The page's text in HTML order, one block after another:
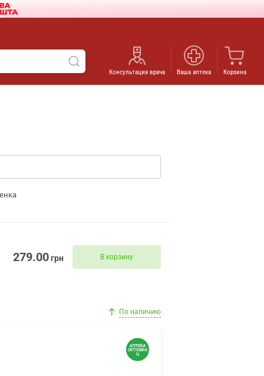
Консультация врача Ваша аптека Корзина
279.00грн В корзину
По наличию